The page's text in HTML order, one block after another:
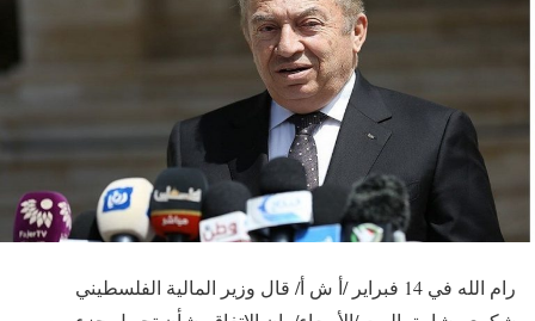
رام الله في 14 فبراير /أ ش أ/ قال وزير المالية الفلسطيني